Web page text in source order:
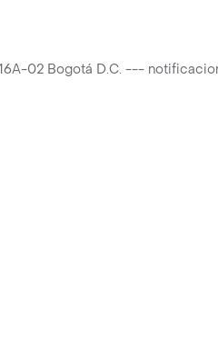
02 Bogotá D.C. ---